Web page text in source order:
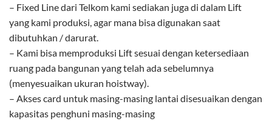
– Fixed Line dari Telkom kami sediakan juga di dalam Lift
yang kami produksi, agar mana bisa digunakan saat
dibutuhkan / darurat.
– Kami bisa memproduksi Lift sesuai dengan ketersediaan
ruang pada bangunan yang telah ada sebelumnya
(menyesuaikan ukuran hoistway).
– Akses card untuk masing-masing lantai disesuaikan dengan
kapasitas penghuni masing-masing